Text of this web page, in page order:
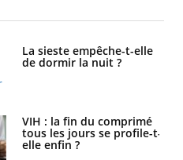
La sieste empêche-t-elle
de dormir la nuit ?
VIH : la fin du comprimé
tous les jours se profile-t-
elle enfin ?